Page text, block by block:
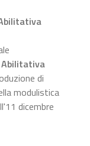
Abilitativa
di
modulistica
dicembre